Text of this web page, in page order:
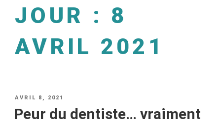
JOUR : 8
AVRIL 2021
AVRIL 8, 2021
Peur du dentiste… vraiment